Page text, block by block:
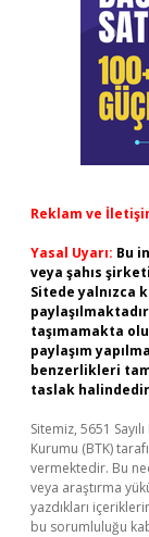
Reklam ve
Yasal Uyarı: Bu
veya şahıs
Sitede yalnızca
taşımamakta
paylaşım
benzerlikleri
taslak
Sitemiz, 5651
Kurumu (BTK)
vermektedir. Bu
veya araştırma
yazdıkları
bu sorumluluğu